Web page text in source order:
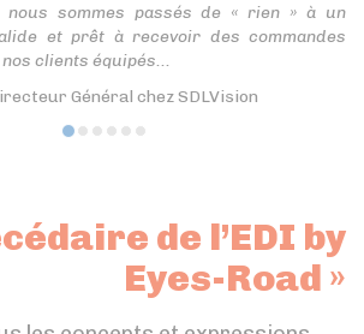
nous sommes passés de « rien » à un
et prêt à recevoir des commandes
clients équipés...
Général chez SDLVision
de l’EDI by
Eyes-Road »